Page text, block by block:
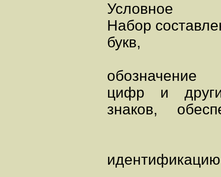
Условное
Набор
букв,
обозначение
цифр и
знаков,